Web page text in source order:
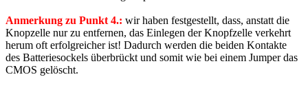
Anmerkung zu Punkt 4.: wir haben festgestellt, dass, anstatt die
Knopzelle nur zu entfernen, das Einlegen der Knopfzelle verkehrt
herum oft erfolgreicher ist! Dadurch werden die beiden Kontakte
des Batteriesockels überbrückt und somit wie bei einem Jumper das
CMOS gelöscht.